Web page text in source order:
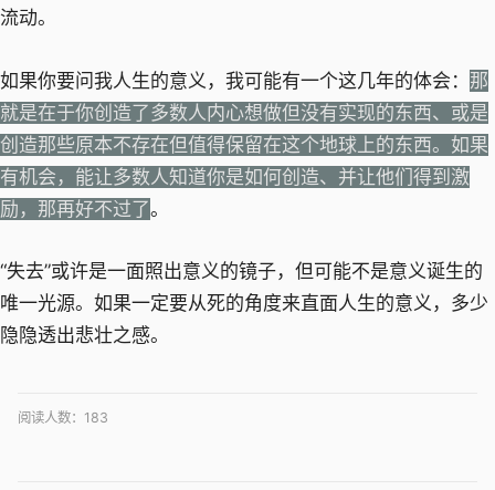
流动。
如果你要问我人生的意义，我可能有一个这几年的体会： 那
就是在于你创造了多数人内心想做但没有实现的东西、或是
创造那些原本不存在但值得保留在这个地球上的东西。如果
有机会，能让多数人知道你是如何创造、并让他们得到激
励，那再好不过了。
“失去”或许是一面照出意义的镜子，但可能不是意义诞生的
唯一光源。如果一定要从死的角度来直面人生的意义，多少
隐隐透出悲壮之感。
阅读人数： 183